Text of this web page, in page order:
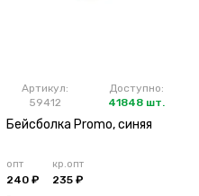
Артикул:
59412
Доступно:
41848 шт.
Бейсболка Promo, синяя
опт
240 ₽
кр.опт
235 ₽